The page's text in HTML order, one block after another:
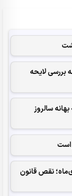
بررسی لایحه
سالروز
است
نقص قانون